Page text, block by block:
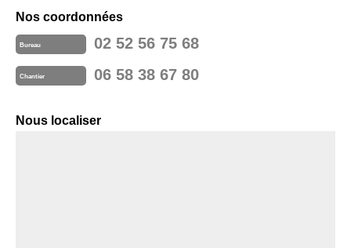
Nos coordonnées
Bureau 02 52 56 75 68
Chantier 06 58 38 67 80
Nous localiser